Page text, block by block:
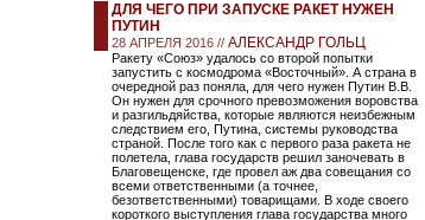
ДЛЯ ЧЕГО ПРИ ЗАПУСКЕ РАКЕТ НУЖЕН
ПУТИН
28 АПРЕЛЯ 2016 // АЛЕКСАНДР ГОЛЬЦ
Ракету «Союз» удалось со второй попытки
запустить с космодрома «Восточный». А страна в
очередной раз поняла, для чего нужен Путин В.В.
Он нужен для срочного превозможения воровства
и разгильдяйства, которые являются неизбежным
следствием его, Путина, системы руководства
страной. После того как с первого раза ракета не
полетела, глава государств решил заночевать в
Благовещенске, где провел аж два совещания со
всеми ответственными (а точнее,
безответственными) товарищами. В ходе своего
короткого выступления глава государства много